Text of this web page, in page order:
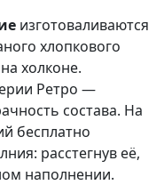
изготоваливаются
хлопкового
холконе.
Ретро —
состава. На
бесплатно
расстегнув её,
наполнении.